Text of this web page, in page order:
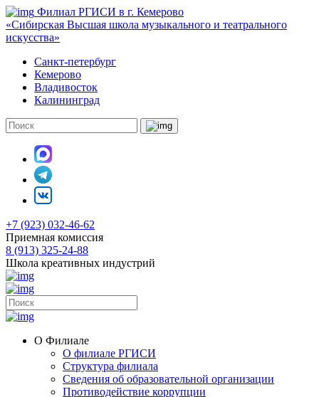
Филиал РГИСИ в г. Кемерово
«Сибирская Высшая школа музыкального и театрального
искусства»
Санкт-петербург
Кемерово
Владивосток
Калининград
+7 (923) 032-46-62
Приемная комиссия
8 (913) 325-24-88
Школа креативных индустрий
О Филиале
О филиале РГИСИ
Структура филиала
Сведения об образовательной организации
Противодействие коррупции